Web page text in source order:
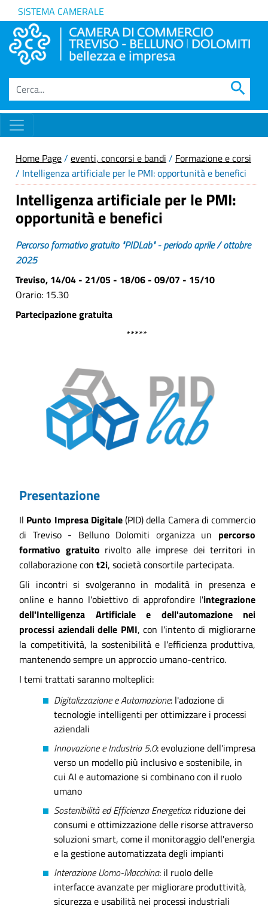
SISTEMA CAMERALE
search
Home Page/ eventi, concorsi e bandi / Formazione e corsi
/ Intelligenza artificiale per le PMI: opportunità e benefici
Intelligenza artificiale per le PMI:
opportunità e benefici
Percorso formativo gratuito "PIDLab" - periodo aprile / ottobre
2025
Treviso, 14/04 - 21/05 - 18/06 - 09/07 - 15/10
Orario: 15.30
Partecipazione gratuita
*****
Presentazione
Il Punto Impresa Digitale(PID) della Camera di commercio
di Treviso - Belluno Dolomiti organizza un percorso
formativo gratuito rivolto alle imprese dei territori in
collaborazione con t2i, società consortile partecipata.
Gli incontri si svolgeranno in modalità in presenza e
online e hanno l'obiettivo di approfondire l'integrazione
dell'Intelligenza Artificiale e dell'automazione nei
processi aziendali delle PMI, con l'intento di migliorarne
la competitività, la sostenibilità e l'efficienza produttiva,
mantenendo sempre un approccio umano-centrico.
I temi trattati saranno molteplici:
Digitalizzazione e Automazione: l'adozione di
tecnologie intelligenti per ottimizzare i processi
aziendali
Innovazione e Industria 5.0: evoluzione dell'impresa
verso un modello più inclusivo e sostenibile, in
cui AI e automazione si combinano con il ruolo
umano
Sostenibilità ed Efficienza Energetica: riduzione dei
consumi e ottimizzazione delle risorse attraverso
soluzioni smart, come il monitoraggio dell'energia
e la gestione automatizzata degli impianti
Interazione Uomo-Macchina: il ruolo delle
interfacce avanzate per migliorare produttività,
sicurezza e usabilità nei processi industriali